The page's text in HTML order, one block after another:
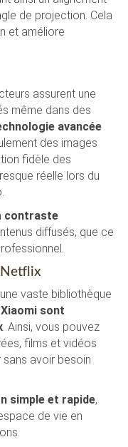
de projection. Cela
et améliore
assurent une
même dans des
avancée
des images
fidèle des
réelle lors du
contraste
diffusés, que ce
vaste bibliothèque
sont
. Ainsi, vous pouvez
films et vidéos
avoir besoin
simple et rapide,
de vie en